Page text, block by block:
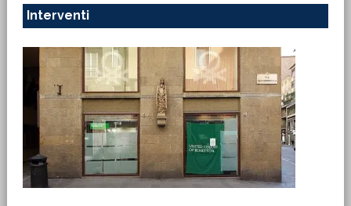
Interventi